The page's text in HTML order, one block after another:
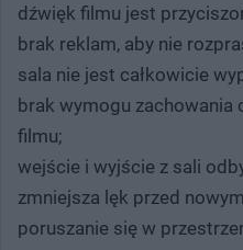
dźwięk filmu jest
brak reklam, aby nie
sala nie jest całkowicie
brak wymogu zachowania
filmu;
wejście i wyjście z sali
zmniejsza lęk przed
poruszanie się w